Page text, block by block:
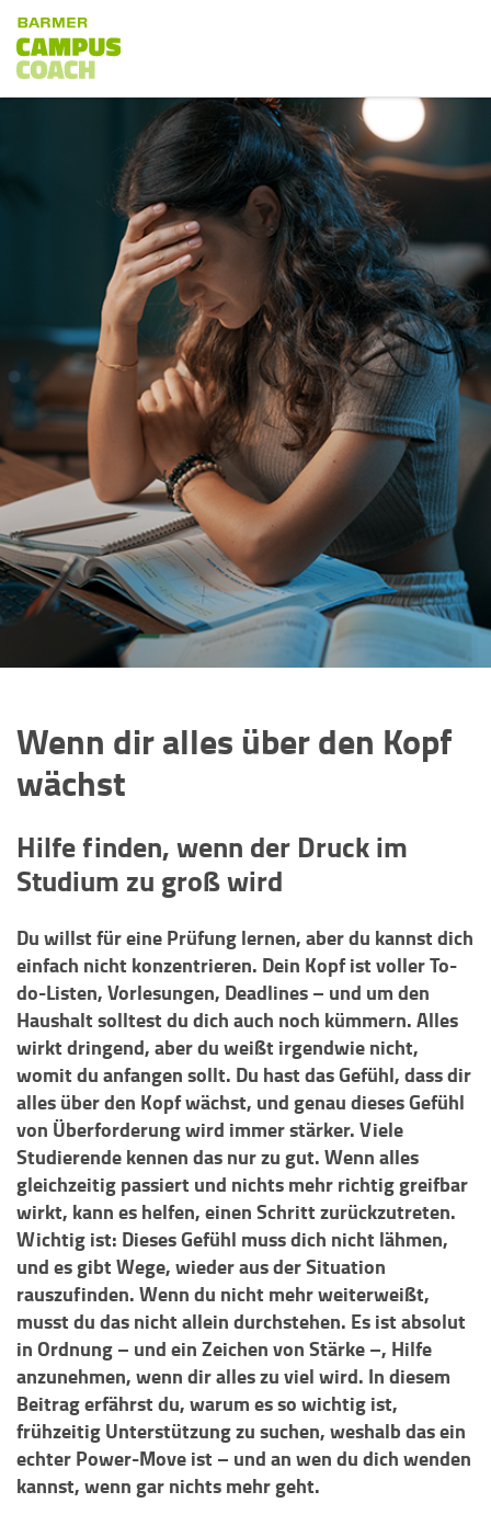
Wenn dir alles über den Kopf
wächst
Hilfe finden, wenn der Druck im
Studium zu groß wird
Du willst für eine Prüfung lernen, aber du kannst dich
einfach nicht konzentrieren. Dein Kopf ist voller To-
do-Listen, Vorlesungen, Deadlines – und um den
Haushalt solltest du dich auch noch kümmern. Alles
wirkt dringend, aber du weißt irgendwie nicht,
womit du anfangen sollt. Du hast das Gefühl, dass dir
alles über den Kopf wächst, und genau dieses Gefühl
von Überforderung wird immer stärker. Viele
Studierende kennen das nur zu gut. Wenn alles
gleichzeitig passiert und nichts mehr richtig greifbar
wirkt, kann es helfen, einen Schritt zurückzutreten.
Wichtig ist: Dieses Gefühl muss dich nicht lähmen,
und es gibt Wege, wieder aus der Situation
rauszufinden. Wenn du nicht mehr weiterweißt,
musst du das nicht allein durchstehen. Es ist absolut
in Ordnung – und ein Zeichen von Stärke –, Hilfe
anzunehmen, wenn dir alles zu viel wird. In diesem
Beitrag erfährst du, warum es so wichtig ist,
frühzeitig Unterstützung zu suchen, weshalb das ein
echter Power-Move ist – und an wen du dich wenden
kannst, wenn gar nichts mehr geht.